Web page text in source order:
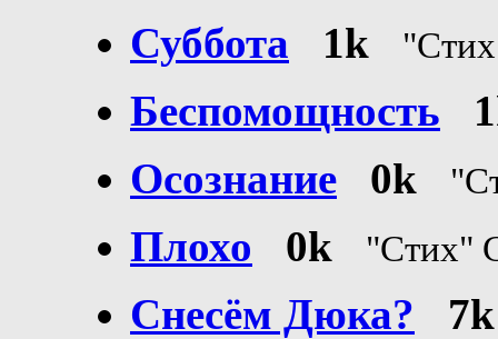
Суббота
1k
Беспомощность
Осознание
0k
Плохо 0k
Снесём Дюка?
7k